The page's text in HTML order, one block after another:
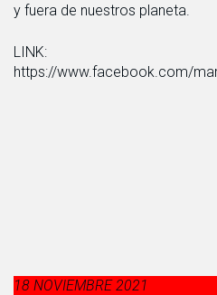
y fuera de nuestros planeta.
LINK:
https://www.facebook.com/
18 NOVIEMBRE 2021